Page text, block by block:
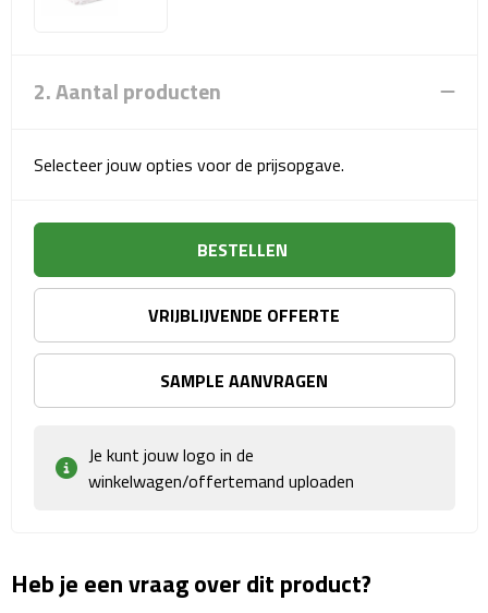
Sporttassen
Koeltassen & koelboxen
Picknick rugtassen
Heuptassen
Reizen
2. Aantal producten
Selecteer jouw opties voor de prijsopgave.
BESTELLEN
VRIJBLIJVENDE OFFERTE
SAMPLE AANVRAGEN
Je kunt jouw logo in de
winkelwagen/offertemand uploaden
Heb je een vraag over dit product?